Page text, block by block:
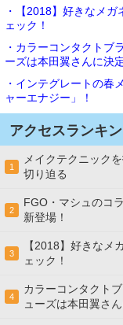
・【2018】好きなメ
ェック！
・カラーコンタクトブ
ーズは本田翼さんに決
・インテグレートの春
ャーエナジー」！
アクセスランキ
1
メイクテクニック
切り迫る
2
FGO・マシュのコ
新登場！
3
【2018】好きなメ
ェック！
4
カラーコンタクト
ューズは本田翼さん